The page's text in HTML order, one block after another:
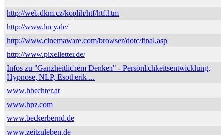
http://web.dkm.cz/koplih/htf/htf.htm
http://www.lucy.de/
http://www.cinemaware.com/browser/dotc/final.asp
http://www.pixelletter.de/
Infos zu "Ganzheitlichem Denken" - Persönlichkeitsentwicklung,
Hypnose, NLP, Esotherik ...
www.hbechter.at
www.hpz.com
www.beckerbernd.de
www.zeitzuleben.de